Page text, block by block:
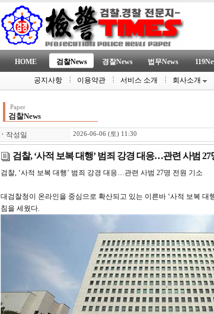
HOME 검찰News 경찰News 법무News
공지사항 이용약관 서비스 소개 회사소개
Paper
검찰News
ㆍ 작성일 2026-06-06 (토) 11:30
검찰, ‘사적 보복 대행’ 범죄 강경 대응…관련 사범 27
검찰, ‘사적 보복 대행’ 범죄 강경 대응…관련 사범 27명 전원 기소
대검찰청이 온라인을 중심으로 확산되고 있는 이른바 ‘사적 보복
침을 세웠다.